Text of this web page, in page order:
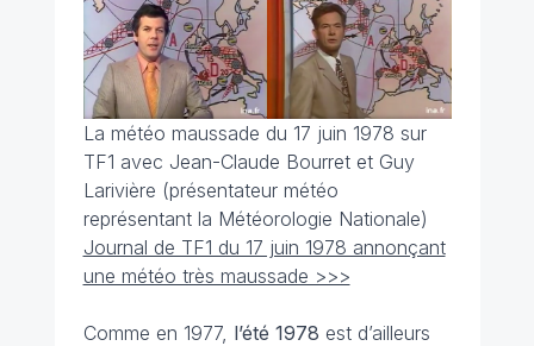
La météo maussade du 17 juin 1978 sur
TF1 avec Jean-Claude Bourret et Guy
Larivière (présentateur météo
représentant la Météorologie Nationale)
Journal de TF1 du 17 juin 1978 annonçant
une météo très maussade >>>
Comme en 1977, l’été 1978 est d’ailleurs